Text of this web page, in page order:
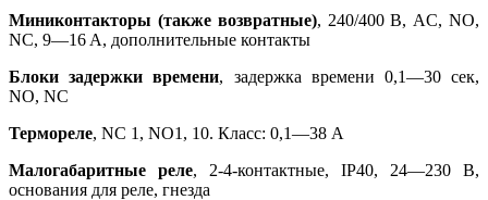
Миниконтакторы (также возвратные), 240/400 В, AC, NO,
NC, 9—16 A, дополнительные контакты
Блоки задержки времени, задержка времени 0,1—30 сек,
NO, NC
Термореле, NC 1, NO1, 10. Класс: 0,1—38 A
Малогабаритные реле, 2-4-контактные, IP40, 24—230 В,
основания для реле, гнезда